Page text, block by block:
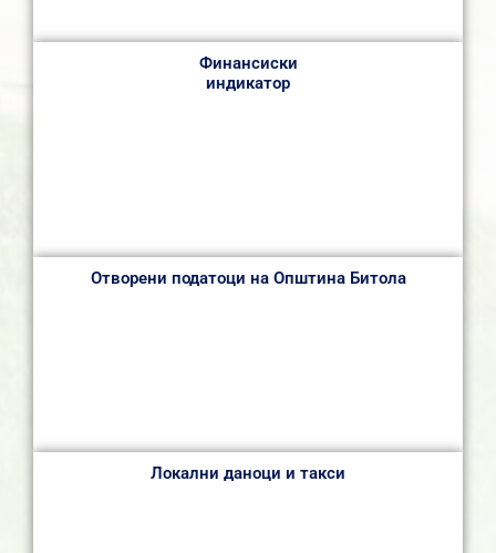
Финансиски
индикатор
Отворени податоци на Општина Битола
Локални даноци и такси